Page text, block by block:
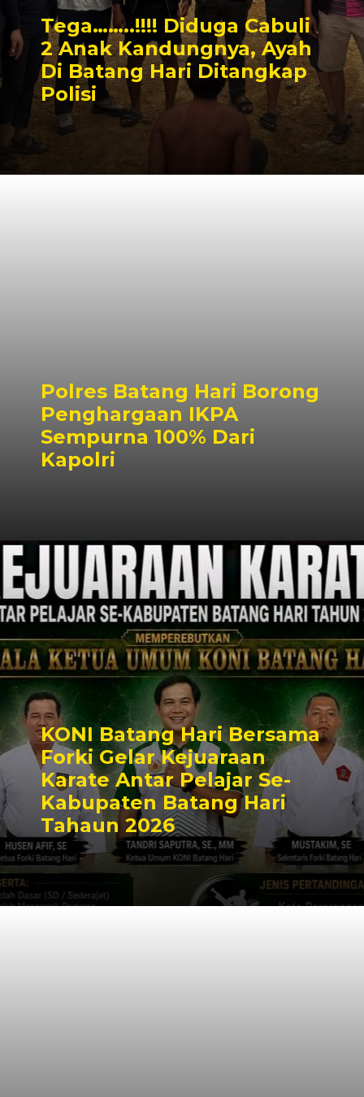
Tega……..!!!! Diduga Cabuli
2 Anak Kandungnya, Ayah
Di Batang Hari Ditangkap
Polisi
Polres Batang Hari Borong
Penghargaan IKPA
Sempurna 100% Dari
Kapolri
KONI Batang Hari Bersama
Forki Gelar Kejuaraan
Karate Antar Pelajar Se-
Kabupaten Batang Hari
Tahaun 2026